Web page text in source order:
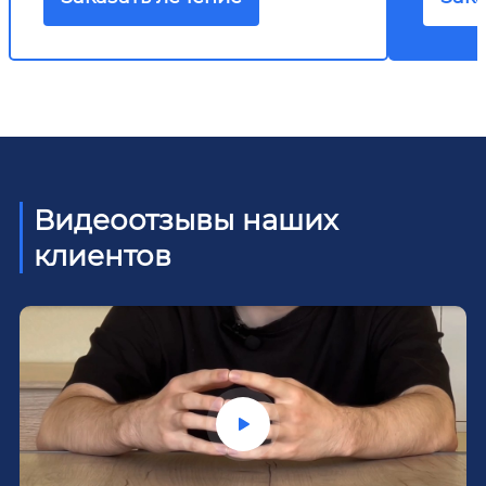
Видеоотзывы наших
клиентов